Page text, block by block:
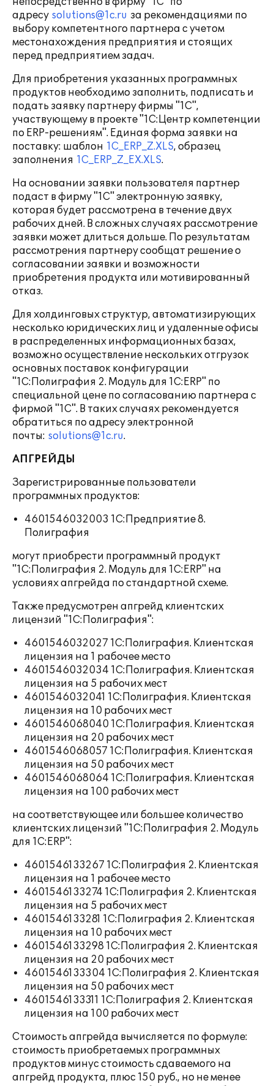
адресу solutions@1c.ru за рекомендациями по
выбору компетентного партнера с учетом
местонахождения предприятия и стоящих
перед предприятием задач.
Для приобретения указанных программных
продуктов необходимо заполнить, подписать и
подать заявку партнеру фирмы "1С",
участвующему в проекте "1С:Центр компетенции
по ERP-решениям". Единая форма заявки на
поставку: шаблон 1C_ERP_Z.XLS, образец
заполнения 1C_ERP_Z_EX.XLS.
На основании заявки пользователя партнер
подаст в фирму "1С" электронную заявку,
которая будет рассмотрена в течение двух
рабочих дней. В сложных случаях рассмотрение
заявки может длиться дольше. По результатам
рассмотрения партнеру сообщат решение о
согласовании заявки и возможности
приобретения продукта или мотивированный
отказ.
Для холдинговых структур, автоматизирующих
несколько юридических лиц и удаленные офисы
в распределенных информационных базах,
возможно осуществление нескольких отгрузок
основных поставок конфигурации
"1С:Полиграфия 2. Модуль для 1С:ERP" по
специальной цене по согласованию партнера с
фирмой "1С". В таких случаях рекомендуется
обратиться по адресу электронной
почты: solutions@1c.ru.
АПГРЕЙДЫ
Зарегистрированные пользователи
программных продуктов:
4601546032003 1С:Предприятие 8.
Полиграфия
могут приобрести программный продукт
"1С:Полиграфия 2. Модуль для 1С:ERP" на
условиях апгрейда по стандартной схеме.
Также предусмотрен апгрейд клиентских
лицензий "1С:Полиграфия":
4601546032027 1С:Полиграфия. Клиентская
лицензия на 1 рабочее место
4601546032034 1С:Полиграфия. Клиентская
лицензия на 5 рабочих мест
4601546032041 1С:Полиграфия. Клиентская
лицензия на 10 рабочих мест
4601546068040 1С:Полиграфия. Клиентская
лицензия на 20 рабочих мест
4601546068057 1С:Полиграфия. Клиентская
лицензия на 50 рабочих мест
4601546068064 1С:Полиграфия. Клиентская
лицензия на 100 рабочих мест
на соответствующее или большее количество
клиентских лицензий "1С:Полиграфия 2. Модуль
для 1С:ERP":
4601546133267 1С:Полиграфия 2. Клиентская
лицензия на 1 рабочее место
4601546133274 1С:Полиграфия 2. Клиентская
лицензия на 5 рабочих мест
4601546133281 1С:Полиграфия 2. Клиентская
лицензия на 10 рабочих мест
4601546133298 1С:Полиграфия 2. Клиентская
лицензия на 20 рабочих мест
4601546133304 1С:Полиграфия 2. Клиентская
лицензия на 50 рабочих мест
4601546133311 1С:Полиграфия 2. Клиентская
лицензия на 100 рабочих мест
Стоимость апгрейда вычисляется по формуле:
стоимость приобретаемых программных
продуктов минус стоимость сдаваемого на
апгрейд продукта, плюс 150 руб., но не менее